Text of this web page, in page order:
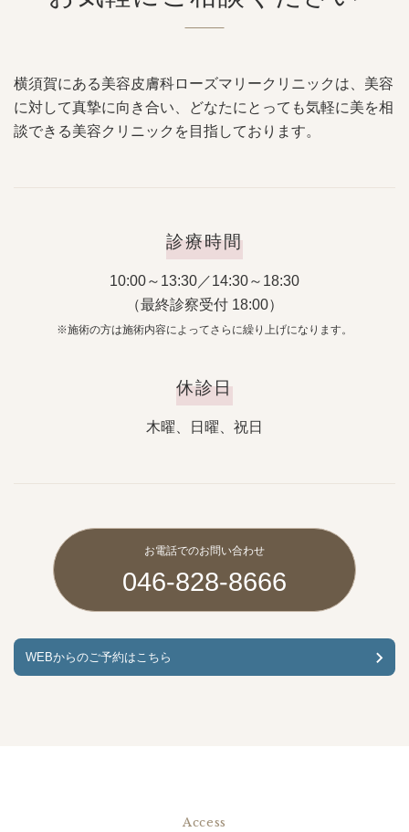
横須賀にある美容皮膚科ローズマリークリニックは、美容
に対して真摯に向き合い、どなたにとっても気軽に美を相
談できる美容クリニックを目指しております。
診療時間
10:00～13:30／14:30～18:30
（最終診察受付 18:00）
※施術の方は施術内容によってさらに繰り上げになります。
休診日
木曜、日曜、祝日
お電話でのお問い合わせ
046-828-8666
WEBからのご予約はこちら
Access